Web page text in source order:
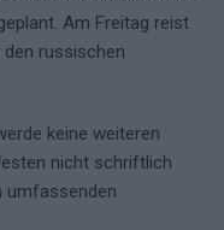
Am Freitag reist
den russischen
keine weiteren
nicht schriftlich
umfassenden